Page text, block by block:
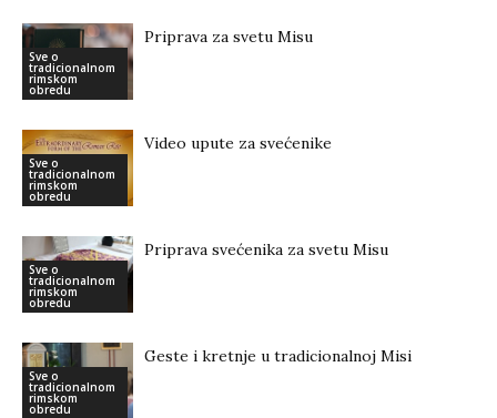
Sve o
tradicionalnom
rimskom
obredu
Priprava za svetu Misu
Sve o
tradicionalnom
rimskom
obredu
Video upute za svećenike
Sve o
tradicionalnom
rimskom
obredu
Priprava svećenika za svetu Misu
Sve o
tradicionalnom
rimskom
obredu
Geste i kretnje u tradicionalnoj Misi